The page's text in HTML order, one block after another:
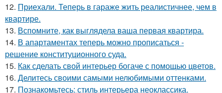
12. Приехали. Теперь в гараже жить реалистичнее, чем в
квартире.
13. Вспомните, как выглядела ваша первая квартира.
14. В апартаментах теперь можно прописаться -
решение конституционного суда.
15. Как сделать свой интерьер богаче с помощью цветов.
16. Делитесь своими самыми нелюбимыми оттенками.
17. Познакомьтесь: стиль интерьера неоклассика.